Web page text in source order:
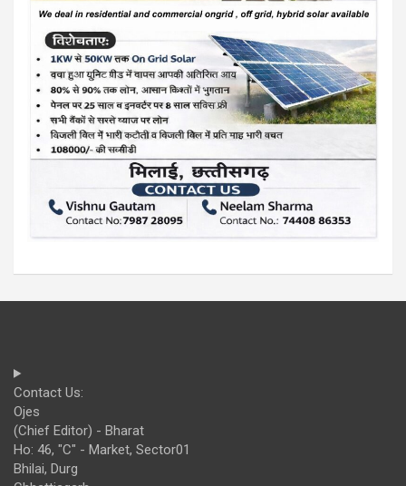
Contact Us:
Ojes
(Chief Editor) - Bharat
Ho: 46, "C" - Market, Sector01
Bhilai, Durg